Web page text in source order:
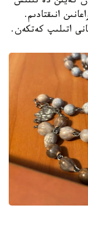
انىقتادىم.